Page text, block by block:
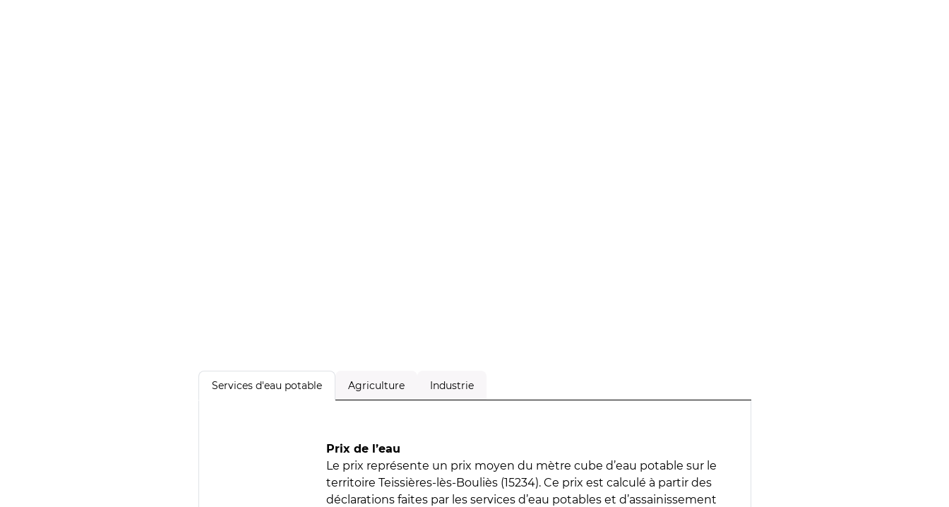
Services d'eau potable Agriculture Industrie
Prix de l’eau
Le prix représente un prix moyen du mètre cube d’eau potable sur le
territoire Teissières-lès-Bouliès (15234). Ce prix est calculé à partir des
déclarations faites par les services d’eau potables et d’assainissement